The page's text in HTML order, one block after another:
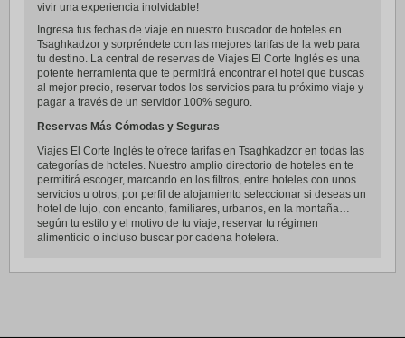
vivir una experiencia inolvidable!
Ingresa tus fechas de viaje en nuestro buscador de hoteles en
Tsaghkadzor y sorpréndete con las mejores tarifas de la web para
tu destino. La central de reservas de Viajes El Corte Inglés es una
potente herramienta que te permitirá encontrar el hotel que buscas
al mejor precio, reservar todos los servicios para tu próximo viaje y
pagar a través de un servidor 100% seguro.
Reservas Más Cómodas y Seguras
Viajes El Corte Inglés te ofrece tarifas en Tsaghkadzor en todas las
categorías de hoteles. Nuestro amplio directorio de hoteles en te
permitirá escoger, marcando en los filtros, entre hoteles con unos
servicios u otros; por perfil de alojamiento seleccionar si deseas un
hotel de lujo, con encanto, familiares, urbanos, en la montaña…
según tu estilo y el motivo de tu viaje; reservar tu régimen
alimenticio o incluso buscar por cadena hotelera.